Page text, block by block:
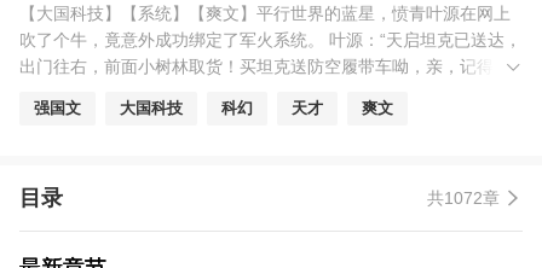
【大国科技】【系统】【爽文】平行世界的蓝星，愤青叶源在网上
吹了个牛，竟意外成功绑定了军火系统。 叶源：“天启坦克已送达，
出门往右，前面小树林取货！买坦克送防空履带车呦，亲，记得给
是小树林里捡的，米帝他们能信吗？” 鹰酱：“大毛、种花，别以为
西？” 种花：“我声明一点，天启、幻影、航天母舰等等都是谣传，
不许播！” 外网：“最近有个God Ye很嚣张，几乎垄断了全球一半的
强国文 大国科技 科幻 天才 爽文
目录 共1072章